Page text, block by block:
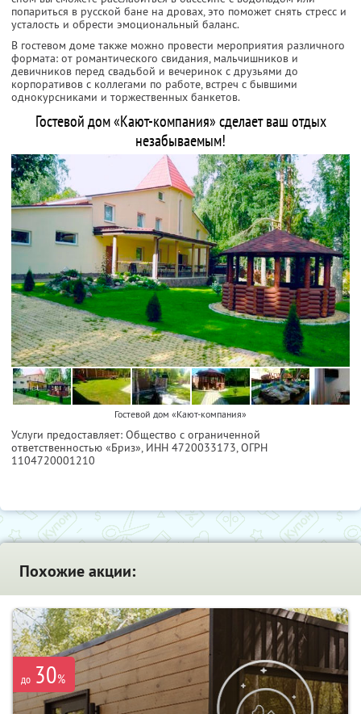
попариться в русской бане на дровах, это поможет снять стресс и
усталость и обрести эмоциональный баланс.
В гостевом доме также можно провести мероприятия различного
формата: от романтического свидания, мальчишников и
девичников перед свадьбой и вечеринок с друзьями до
корпоративов с коллегами по работе, встреч с бывшими
однокурсниками и торжественных банкетов.
Гостевой дом «Кают-компания» сделает ваш отдых
незабываемым!
Гостевой дом «Кают-компания»
Услуги предоставляет: Общество с ограниченной
ответственностью «Бриз», ИНН 4720033173, ОГРН
1104720001210
Похожие акции:
до 30%